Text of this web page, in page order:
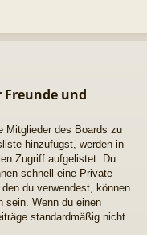
Freunde und
Mitglieder des Boards zu
hinzufügst, werden in
Zugriff aufgelistet. Du
schnell eine Private
du verwendest, können
sein. Wenn du einen
standardmäßig nicht.